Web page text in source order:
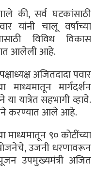
की, सर्व घटकांसाठी
यांनी चालू वर्षाच्या
विविध विकास
आलेली आहे.
अजितदादा पवार
माध्यमातून मार्गदर्शन
यात्रेत सहभागी व्हावे.
करण्यात आले आहे.
माध्यमातून ९० कोटींच्या
उजनी धरणावरून
उपमुख्यमंत्री अजित